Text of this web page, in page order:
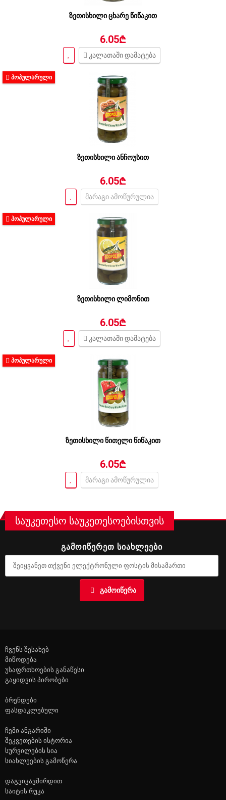
ზეთისხილი ცხარე წიწაკით
6.05₾
კალათაში დამატება
ᲞᲝᲞᲣᲚᲐᲠᲣᲚᲘ
ზეთისხილი ანჩოუსით
6.05₾
მარაგი ამოწურულია
ᲞᲝᲞᲣᲚᲐᲠᲣᲚᲘ
ზეთისხილი ლიმონით
6.05₾
კალათაში დამატება
ᲞᲝᲞᲣᲚᲐᲠᲣᲚᲘ
ზეთისხილი წითელი წიწაკით
6.05₾
მარაგი ამოწურულია
საუკეთესო საუკეთესოებისთვის
ᲒᲐᲛᲝᲘᲬᲔᲠᲔᲗ ᲡᲘᲐᲮᲚᲔᲔᲑᲘ
ᲒᲐᲛᲝᲘᲬᲔᲠᲐ
ჩვენს შესახებ
მიწოდება
უსაფრთხოების განაწესი
გაყიდვის პირობები
ბრენდები
ფასდაკლებული
ჩემი ანგარიში
შეკვეთების ისტორია
სურვილების სია
სიახლეების გამოწერა
დაგვიკავშირდით
საიტის რუკა